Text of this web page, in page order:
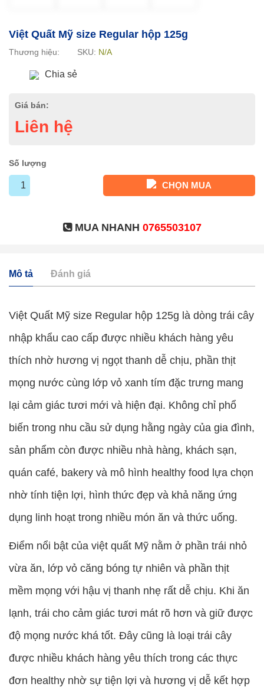
Việt Quất Mỹ size Regular hộp 125g
Thương hiệu: SKU: N/A
Chia sẻ
Giá bán:
Liên hệ
Số lượng
CHỌN MUA
MUA NHANH 0765503107
Mô tả Đánh giá
Việt Quất Mỹ size Regular hộp 125g là dòng trái cây
nhập khẩu cao cấp được nhiều khách hàng yêu
thích nhờ hương vị ngọt thanh dễ chịu, phần thịt
mọng nước cùng lớp vỏ xanh tím đặc trưng mang
lại cảm giác tươi mới và hiện đại. Không chỉ phổ
biến trong nhu cầu sử dụng hằng ngày của gia đình,
sản phẩm còn được nhiều nhà hàng, khách sạn,
quán café, bakery và mô hình healthy food lựa chọn
nhờ tính tiện lợi, hình thức đẹp và khả năng ứng
dụng linh hoạt trong nhiều món ăn và thức uống.
Điểm nổi bật của việt quất Mỹ nằm ở phần trái nhỏ
vừa ăn, lớp vỏ căng bóng tự nhiên và phần thịt
mềm mọng với hậu vị thanh nhẹ rất dễ chịu. Khi ăn
lạnh, trái cho cảm giác tươi mát rõ hơn và giữ được
độ mọng nước khá tốt. Đây cũng là loại trái cây
được nhiều khách hàng yêu thích trong các thực
đơn healthy nhờ sự tiện lợi và hương vị dễ kết hợp